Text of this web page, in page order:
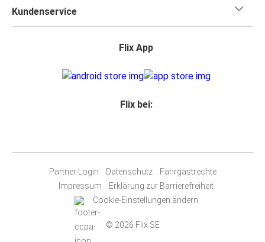
Kundenservice
Flix App
Flix bei:
Partner Login Datenschutz
Fahrgastrechte
Impressum
Erklärung zur Barrierefreiheit
Cookie-Einstellungen ändern
© 2026 Flix SE